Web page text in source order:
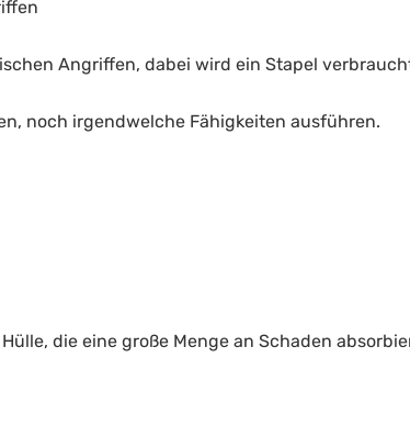
Angriffen, dabei wird ein Stapel
noch irgendwelche Fähigkeiten ausführen.
die eine große Menge an Schaden